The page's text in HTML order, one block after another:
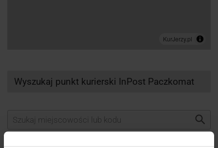
Wyszukaj punkt kurierski InPost Paczkomat